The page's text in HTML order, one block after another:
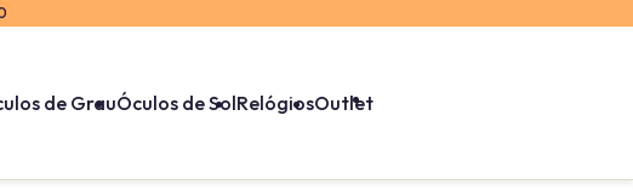
de GrauÓculos de SolRelógiosOutlet